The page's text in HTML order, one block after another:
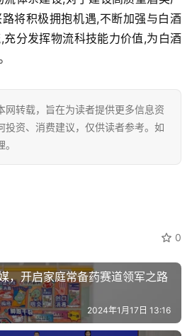
将积极拥抱机遇,不断加强与白酒
分发挥物流科技能力价值,为白酒
网转载，旨在为读者提供更多信息资
投资、消费建议，仅供读者参考。如
0
，开启家庭常备药赛道领军之路
2024年1月17日 13:16